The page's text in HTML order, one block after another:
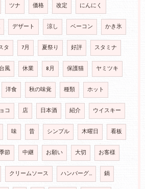
ツナ 価格 改定 にんにく
デザート 涼し ベーコン かき氷
タ 7月 夏祭り 好評 スタミナ
台風 休業 8月 保護猫 ヤミツキ
洋食 秋の味覚 種類 ホット
コ 店 日本酒 紹介 ウイスキー
味 昔 シンプル 木曜日 看板
節 中継 お願い 大切 お客様
クリームソース ハンバーグ… 鍋